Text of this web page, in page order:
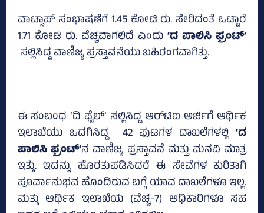
ವಾಟ್ಸಾಪ್‌ ಸಂಭಾಷಣೆಗೆ 1.45 ಕೋಟಿ ರು. ಸೇರಿದಂತೆ ಒಟ್ಟಾರೆ
1.71 ಕೋಟಿ ರು. ವೆಚ್ಚವಾಗಲಿದೆ ಎಂದು ‘ದ ಪಾಲಿಸಿ ಫ್ರಂಟ್‌’
ಸಲ್ಲಿಸಿದ್ದ ವಾಣಿಜ್ಯ ಪ್ರಸ್ತಾವನೆಯು ಬಹಿರಂಗವಾಗಿತ್ತು.
ಈ ಸಂಬಂಧ ‘ದಿ ಫೈಲ್‌’ ಸಲ್ಲಿಸಿದ್ದ ಆರ್‌ಟಿಐ ಅರ್ಜಿಗೆ ಆರ್ಥಿಕ
ಇಲಾಖೆಯು ಒದಗಿಸಿದ್ದ 42 ಪುಟಗಳ ದಾಖಲೆಗಳಲ್ಲಿ ‘ದ
ಪಾಲಿಸಿ ಫ್ರಂಟ್‌’ನ ವಾಣಿಜ್ಯ ಪ್ರಸ್ತಾವನೆ ಮತ್ತು ಮನವಿ ಮಾತ್ರ
ಇತ್ತು. ಇದನ್ನು ಹೊರತುಪಡಿಸಿದರೆ ಈ ಸೇವೆಗಳ ಕುರಿತಾಗಿ
ಪೂರ್ವಾನುಭವ ಹೊಂದಿರುವ ಬಗ್ಗೆ ಯಾವ ದಾಖಲೆಗಳೂ ಇಲ್ಲ.
ಮತ್ತು ಆರ್ಥಿಕ ಇಲಾಖೆಯ (ವೆಚ್ಚ-7) ಅಧಿಕಾರಿಗಳೂ ಸಹ